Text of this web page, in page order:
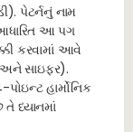
પેટર્નનું નામ
આ પગ
કરવામાં આવે
અને સાઇફર).
હાર્મોનિક
તે ધ્યાનમાં